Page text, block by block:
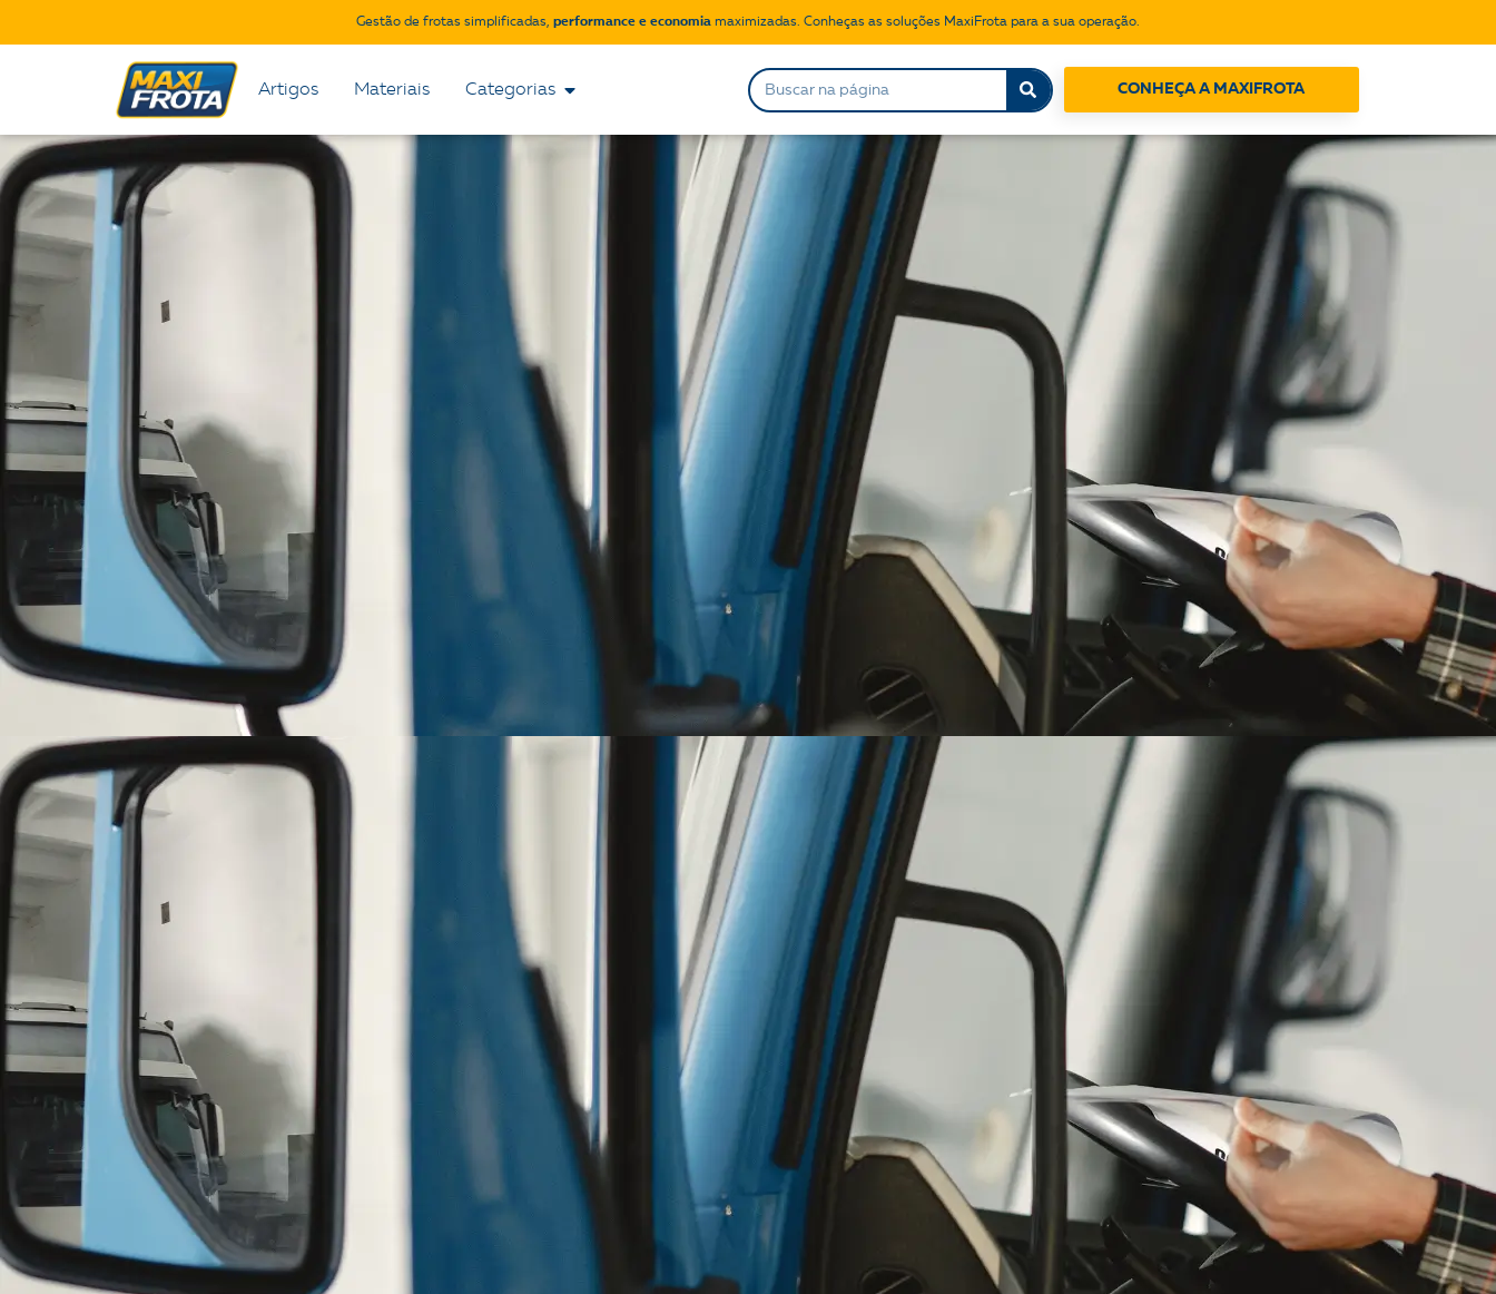
Gestão de frotas simplificadas, performance e economia maximizadas. Conheças as soluções MaxiFrota para a sua operação.
Artigos Materiais Categorias CONHEÇA A MAXIFROTA